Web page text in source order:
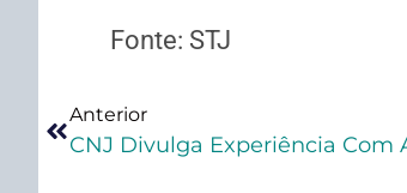
Fonte: STJ
Anterior